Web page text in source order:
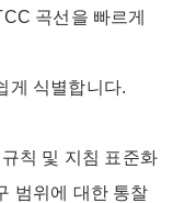
곡선을 빠르게
게 식별합니다.
칙 및 지침 표준화
범위에 대한 통찰